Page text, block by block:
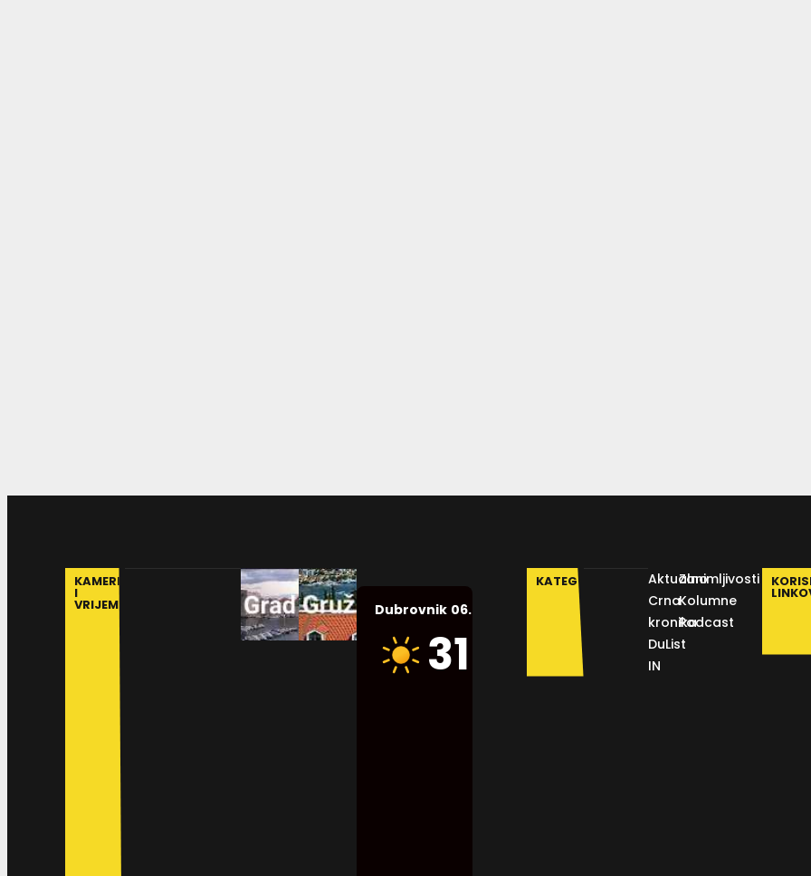
KAMERE
I
VRIJEME Dubrovnik 06.08.2026.
31
Humidity:
KATEGORIJE
Aktualno
Crna
kronika
DuList
IN
Zanimljivosti
Kolumne
Podcast